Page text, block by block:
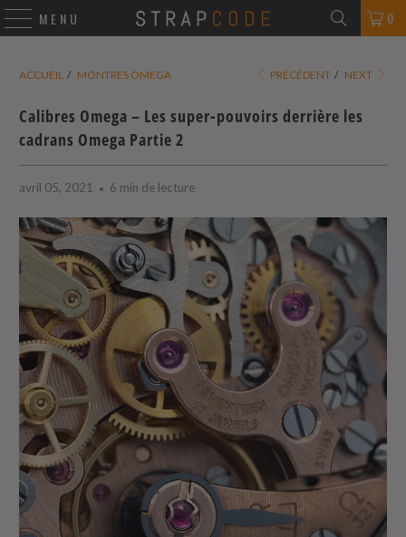
MENU 0
ACCUEIL / MONTRES OMEGA PRÉCÉDENT / NEXT
Calibres Omega – Les super-pouvoirs derrière les
cadrans Omega Partie 2
avril 05, 2021 6 min de lecture